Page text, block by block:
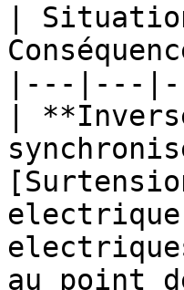
|
|---|---
|
au point